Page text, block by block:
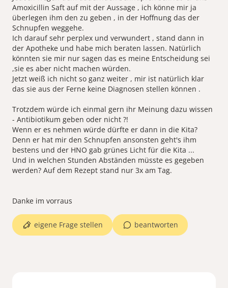
Amoxicillin Saft auf mit der Aussage , ich könne mir ja
überlegen ihm den zu geben , in der Hoffnung das der
Schnupfen weggehe.
Ich darauf sehr perplex und verwundert , stand dann in
der Apotheke und habe mich beraten lassen. Natürlich
könnten sie mir nur sagen das es meine Entscheidung sei
,sie es aber nicht machen würden.
Jetzt weiß ich nicht so ganz weiter , mir ist natürlich klar
das sie aus der Ferne keine Diagnosen stellen können .
Trotzdem würde ich einmal gern ihr Meinung dazu wissen
- Antibiotikum geben oder nicht ?!
Wenn er es nehmen würde dürfte er dann in die Kita?
Denn er hat mir den Schnupfen ansonsten geht's ihm
bestens und der HNO gab grünes Licht für die Kita ...
Und in welchen Stunden Abständen müsste es gegeben
werden? Auf dem Rezept stand nur 3x am Tag.
Danke im vorraus
beantworten
eigene Frage stellen